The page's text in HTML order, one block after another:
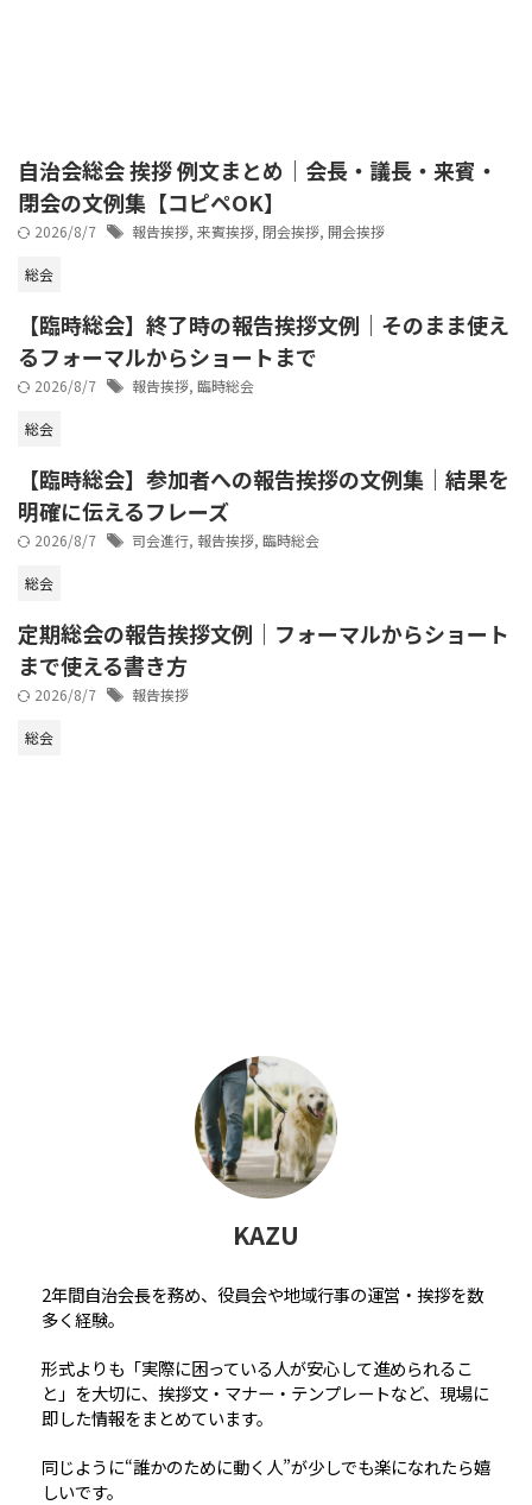
自治会総会 挨拶 例文まとめ｜会長・議長・来賓・
閉会の文例集【コピペOK】
2026/8/7 報告挨拶, 来賓挨拶, 閉会挨拶, 開会挨拶
総会
【臨時総会】終了時の報告挨拶文例｜そのまま使え
るフォーマルからショートまで
2026/8/7 報告挨拶, 臨時総会
総会
【臨時総会】参加者への報告挨拶の文例集｜結果を
明確に伝えるフレーズ
2026/8/7 司会進行, 報告挨拶, 臨時総会
総会
定期総会の報告挨拶文例｜フォーマルからショート
まで使える書き方
2026/8/7 報告挨拶
総会
KAZU
2年間自治会長を務め、役員会や地域行事の運営・挨拶を数
多く経験。
形式よりも「実際に困っている人が安心して進められるこ
と」を大切に、挨拶文・マナー・テンプレートなど、現場に
即した情報をまとめています。
同じように“誰かのために動く人”が少しでも楽になれたら嬉
しいです。